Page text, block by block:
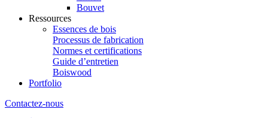
Bouvet
Ressources
Essences de bois
Processus de fabrication
Normes et certifications
Guide d’entretien
Boiswood
Portfolio
Contactez-nous